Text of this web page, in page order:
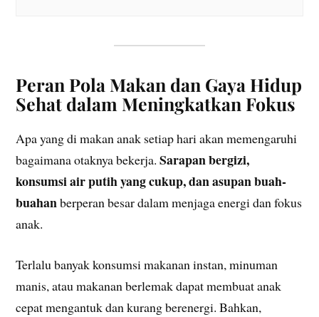
Peran Pola Makan dan Gaya Hidup
Sehat dalam Meningkatkan Fokus
Apa yang di makan anak setiap hari akan memengaruhi
bagaimana otaknya bekerja.Sarapan bergizi,
konsumsi air putih yang cukup, dan asupan buah-
buahanberperan besar dalam menjaga energi dan fokus
anak.
Terlalu banyak konsumsi makanan instan, minuman
manis, atau makanan berlemak dapat membuat anak
cepat mengantuk dan kurang berenergi. Bahkan,